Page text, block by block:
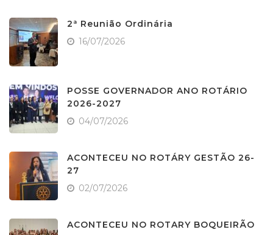
2ª Reunião Ordinária
16/07/2026
POSSE GOVERNADOR ANO ROTÁRIO
2026-2027
04/07/2026
ACONTECEU NO ROTÁRY GESTÃO 26-
27
02/07/2026
ACONTECEU NO ROTARY BOQUEIRÃO